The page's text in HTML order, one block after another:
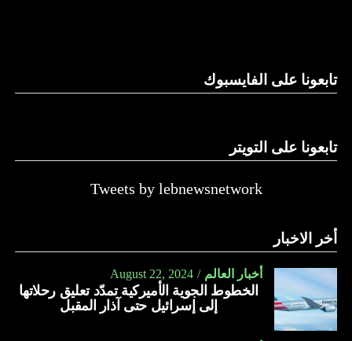
النهار
تابعونا على الفايسبوك
تابعونا على التويتر
Tweets by lebnewsnetwork
أخر الاخبار
أخبار العالم August 22, 2024
الخطوط الجوية الأميركية تمدّد تعليق رحلاتها
إلى إسرائيل حتى آذار المقبل